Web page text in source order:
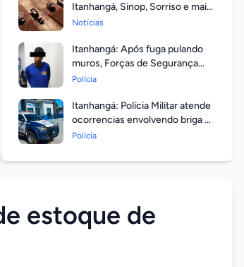
Itanhangá, Sinop, Sorriso e mais
14 entre as com maior
Notícias
Itanhangá: Após fuga pulando
muros, Forças de Segurança
prendem homem com mandato
Polícia
Itanhangá: Polícia Militar atende
ocorrencias envolvendo briga de
casais durante feriado
Polícia
estoque de